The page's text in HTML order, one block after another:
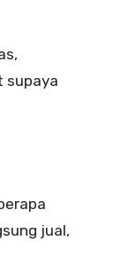
supaya
jual,